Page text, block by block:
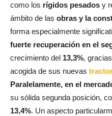
como los rígidos pesados y
ámbito de las obras y la
forma especialmente
fuerte recuperación en el
crecimiento del 13,3%,
acogida de sus nuevas
Paralelamente, en el
su sólida segunda posición,
13,4%. Un aspecto